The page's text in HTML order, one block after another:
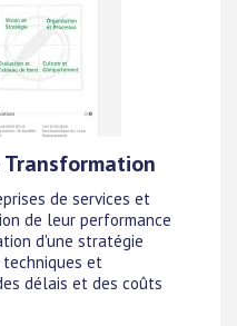
Transformation
de services et
de leur performance
d'une stratégie
techniques et
délais et des coûts